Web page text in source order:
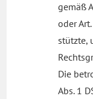
gemäß
oder
stützte,
Die
Abs. 1